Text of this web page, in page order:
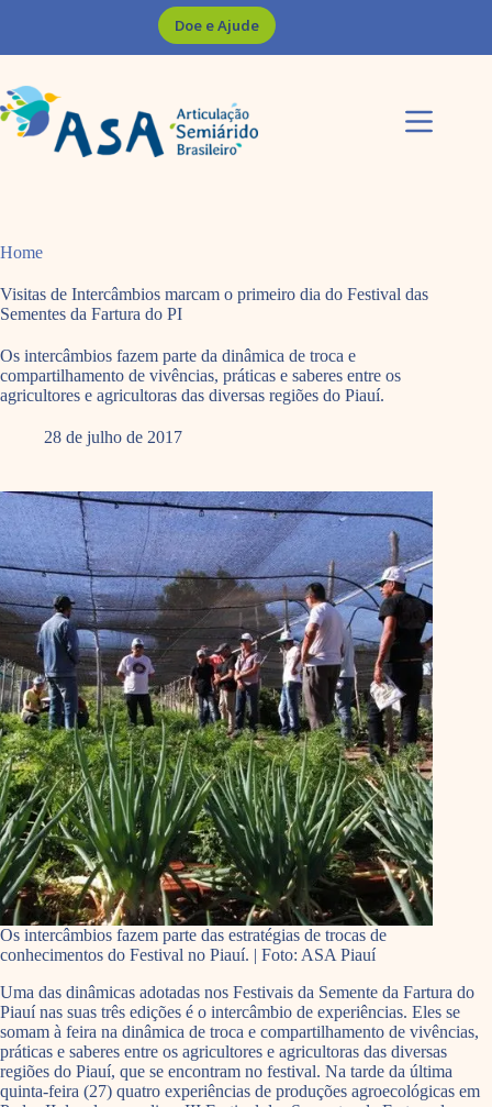
Doe e Ajude
Home
Visitas de Intercâmbios marcam o primeiro dia do Festival das
Sementes da Fartura do PI
Os intercâmbios fazem parte da dinâmica de troca e
compartilhamento de vivências, práticas e saberes entre os
agricultores e agricultoras das diversas regiões do Piauí.
28 de julho de 2017
Os intercâmbios fazem parte das estratégias de trocas de
conhecimentos do Festival no Piauí. | Foto: ASA Piauí
Uma das dinâmicas adotadas nos Festivais da Semente da Fartura do
Piauí nas suas três edições é o intercâmbio de experiências. Eles se
somam à feira na dinâmica de troca e compartilhamento de vivências,
práticas e saberes entre os agricultores e agricultoras das diversas
regiões do Piauí, que se encontram no festival. Na tarde da última
quinta-feira (27) quatro experiências de produções agroecológicas em